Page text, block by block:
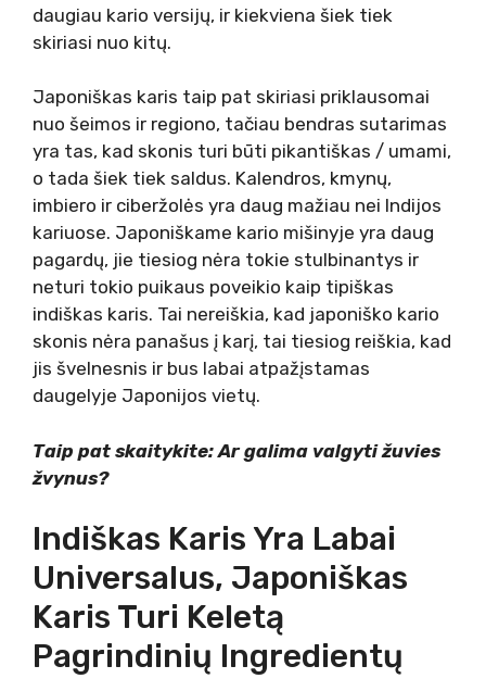
daugiau kario versijų, ir kiekviena šiek tiek
skiriasi nuo kitų.
Japoniškas karis taip pat skiriasi priklausomai
nuo šeimos ir regiono, tačiau bendras sutarimas
yra tas, kad skonis turi būti pikantiškas / umami,
o tada šiek tiek saldus. Kalendros, kmynų,
imbiero ir ciberžolės yra daug mažiau nei Indijos
kariuose. Japoniškame kario mišinyje yra daug
pagardų, jie tiesiog nėra tokie stulbinantys ir
neturi tokio puikaus poveikio kaip tipiškas
indiškas karis. Tai nereiškia, kad japoniško kario
skonis nėra panašus į karį, tai tiesiog reiškia, kad
jis švelnesnis ir bus labai atpažįstamas
daugelyje Japonijos vietų.
Taip pat skaitykite: Ar galima valgyti žuvies
žvynus?
Indiškas Karis Yra Labai
Universalus, Japoniškas
Karis Turi Keletą
Pagrindinių Ingredientų